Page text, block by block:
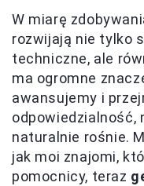
W miarę
rozwijają nie tylko
techniczne, ale
ma ogromne
awansujemy i
odpowiedzialność,
naturalnie rośnie.
jak moi znajomi,
pomocnicy, teraz